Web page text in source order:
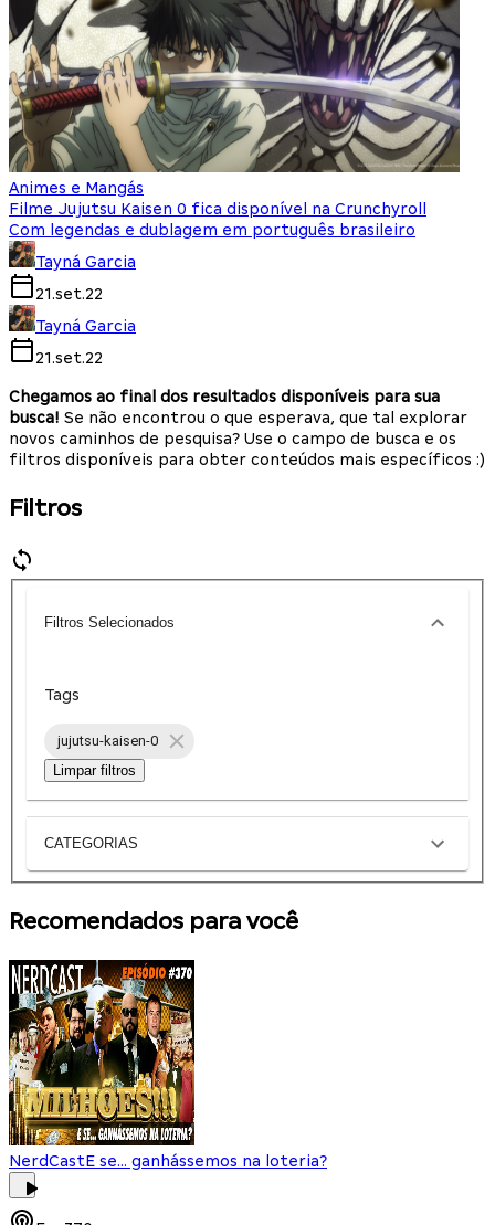
Animes e Mangás
Filme Jujutsu Kaisen 0 fica disponível na Crunchyroll
Com legendas e dublagem em português brasileiro
Tayná Garcia
21.set.22
Tayná Garcia
21.set.22
Chegamos ao final dos resultados disponíveis para sua
busca! Se não encontrou o que esperava, que tal explorar
novos caminhos de pesquisa? Use o campo de busca e os
filtros disponíveis para obter conteúdos mais específicos :)
Filtros
Filtros Selecionados
Tags
jujutsu-kaisen-0
Limpar filtros
CATEGORIAS
Recomendados para você
NerdCastE se... ganhássemos na loteria?